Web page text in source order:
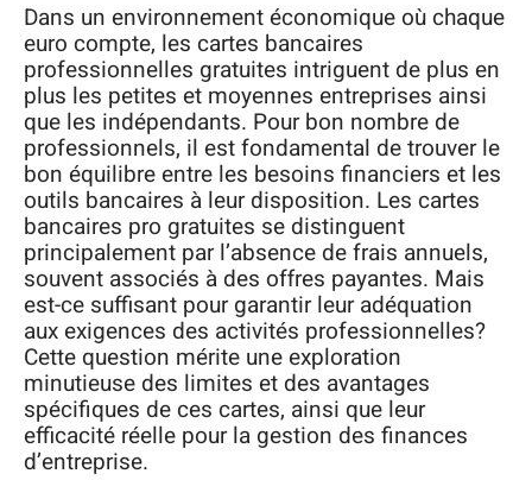
Dans un environnement économique où chaque
euro compte, les cartes bancaires
professionnelles gratuites intriguent de plus en
plus les petites et moyennes entreprises ainsi
que les indépendants. Pour bon nombre de
professionnels, il est fondamental de trouver le
bon équilibre entre les besoins financiers et les
outils bancaires à leur disposition. Les cartes
bancaires pro gratuites se distinguent
principalement par l’absence de frais annuels,
souvent associés à des offres payantes. Mais
est-ce suffisant pour garantir leur adéquation
aux exigences des activités professionnelles?
Cette question mérite une exploration
minutieuse des limites et des avantages
spécifiques de ces cartes, ainsi que leur
efficacité réelle pour la gestion des finances
d’entreprise.